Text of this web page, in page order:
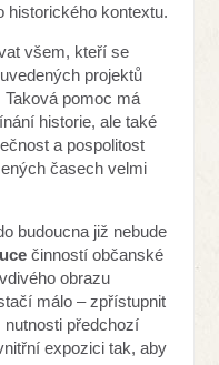
historického kontextu.
všem, kteří se
projektů
Taková pomoc má
historie, ale také
a pospolitost
časech velmi
budoucna již nebude
činností občanské
obrazu
málo – zpřístupnit
předchozí
expozici tak, aby